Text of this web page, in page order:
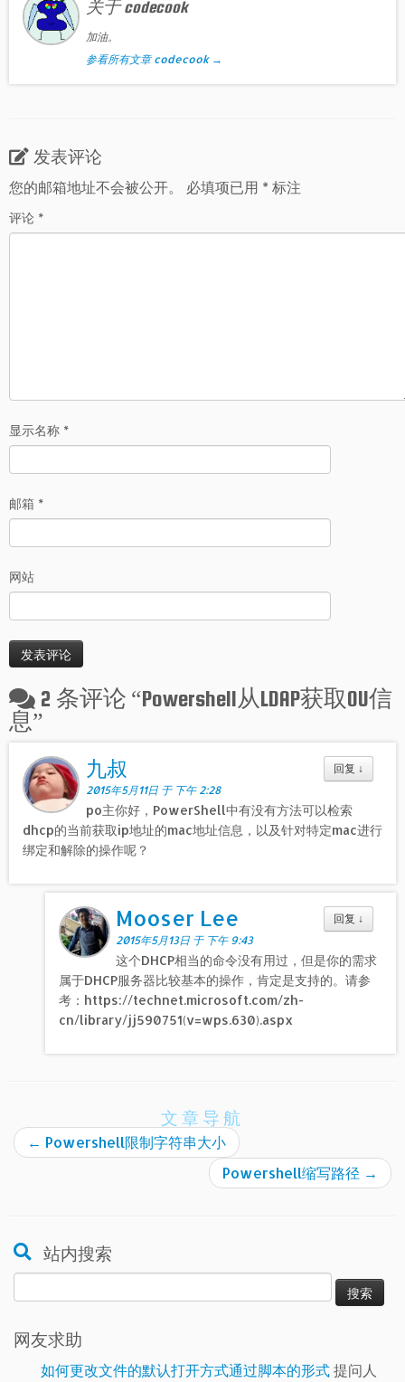
关于 codecook
加油。
参看所有文章 codecook →
发表评论
您的邮箱地址不会被公开。
必填项已用 *标注
评论 *
显示名称 *
邮箱 *
网站
2 条评论 “Powershell从LDAP获取OU信
息”
回复 ↓
九叔
2015年5月11日 于 下午 2:28
po主你好，PowerShell中有没有方法可以检索
dhcp的当前获取ip地址的mac地址信息，以及针对特定mac进行
绑定和解除的操作呢？
回复 ↓
Mooser Lee
2015年5月13日 于 下午 9:43
这个DHCP相当的命令没有用过，但是你的需求
属于DHCP服务器比较基本的操作，肯定是支持的。请参
考：https://technet.microsoft.com/zh-
cn/library/jj590751(v=wps.630).aspx
文章导航
← Powershell限制字符串大小
Powershell缩写路径 →
站内搜索
索：
网友求助
如何更改文件的默认打开方式通过脚本的形式提问人